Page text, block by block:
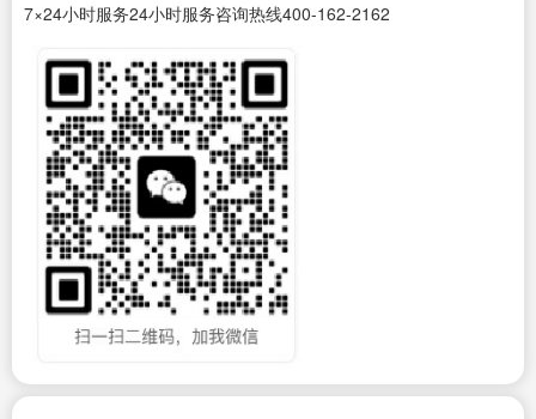
7×24小时服务24小时服务咨询热线400-162-2162